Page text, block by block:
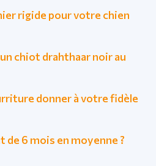
rigide pour votre chien
chiot drahthaar noir au
donner à votre fidèle
de 6 mois en moyenne ?